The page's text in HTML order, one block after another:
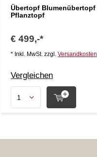
Übertopf Blumenübertopf
Pflanztopf
€ 499,-*
* Inkl. MwSt. zzgl. Versandkosten
Vergleichen